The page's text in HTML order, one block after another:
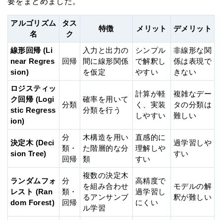
アルゴリズム
名
タス
ク
特徴 メリット デメリット
線形回帰 (Li
near Regres
sion)
回帰
入力と出力の
間に線形関係
を仮定
シンプル
で解釈し
やすい
非線形な関
係は表現で
きない
ロジスティッ
ク回帰 (Logi
stic Regress
ion)
分類
確率を用いて
分類を行う
計算が軽
く、実装
しやすい
複雑なデー
タの分類は
難しい
決定木 (Deci
sion Tree)
分
類・
回帰
木構造を用い
た階層的な分
類
直感的に
理解しや
すい
過学習しや
すい
ランダムフォ
レスト (Ran
dom Forest)
分
類・
回帰
複数の決定木
を組み合わせ
るアンサンブ
ル学習
高精度で
過学習し
にくい
モデルの解
釈が難しい